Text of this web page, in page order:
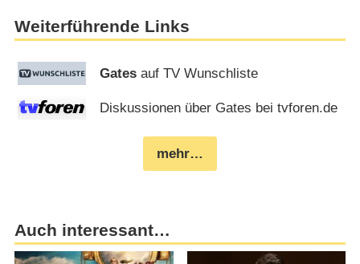
Weiterführende Links
Gates auf TV Wunschliste
Diskussionen über Gates bei tvforen.de
mehr…
Auch interessant…